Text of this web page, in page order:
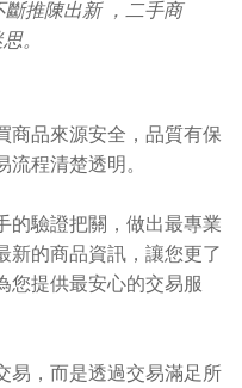
推陳出新 ，二手商
。
商品來源安全，品質有保
程清楚透明。
的驗證把關，做出最專業
新的商品資訊，讓您更了
您提供最安心的交易服
易，而是透過交易滿足所